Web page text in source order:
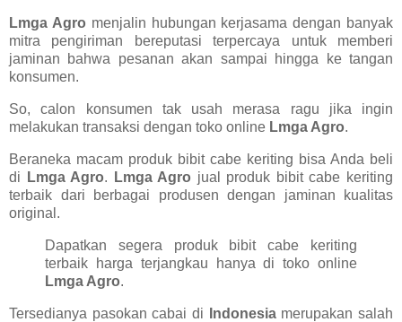
Lmga Agro menjalin hubungan kerjasama dengan banyak
mitra pengiriman bereputasi terpercaya untuk memberi
jaminan bahwa pesanan akan sampai hingga ke tangan
konsumen.
So, calon konsumen tak usah merasa ragu jika ingin
melakukan transaksi dengan toko online Lmga Agro.
Beraneka macam produk bibit cabe keriting bisa Anda beli
di
Lmga Agro. Lmga Agro jual produk bibit cabe keriting
terbaik dari berbagai produsen dengan jaminan kualitas
original.
Dapatkan segera produk bibit cabe keriting
terbaik harga terjangkau hanya di toko online
Lmga Agro.
Tersedianya pasokan cabai di Indonesiamerupakan salah